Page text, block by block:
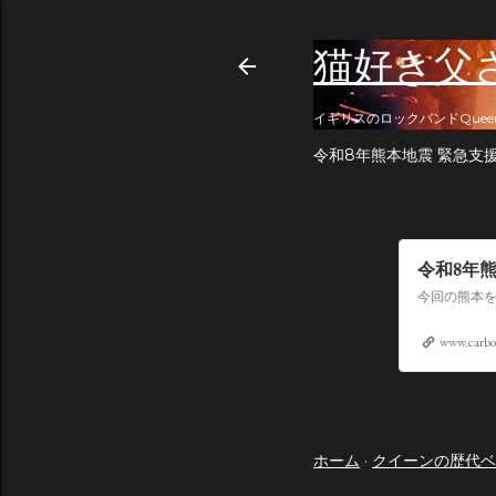
猫好き父
イギリスのロックバンド
令和8年熊本地震 緊急支
令和8年
ホーム クイーンの歴代